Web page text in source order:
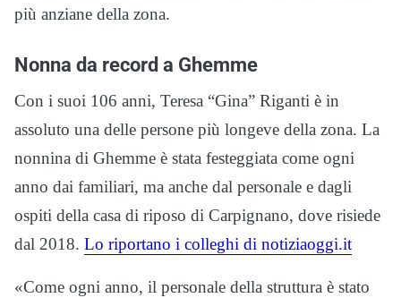
più anziane della zona.
Nonna da record a Ghemme
Con i suoi 106 anni, Teresa “Gina” Riganti è in
assoluto una delle persone più longeve della zona. La
nonnina di Ghemme è stata festeggiata come ogni
anno dai familiari, ma anche dal personale e dagli
ospiti della casa di riposo di Carpignano, dove risiede
dal 2018. Lo riportano i colleghi di notiziaoggi.it
«Come ogni anno, il personale della struttura è stato